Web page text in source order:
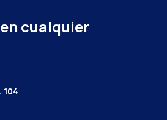
cualquier
104